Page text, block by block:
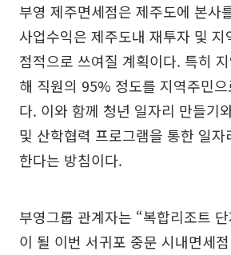
부영 제주면세점은 제주도에 본사
사업수익은 제주도내 재투자 및 지
점적으로 쓰여질 계획이다. 특히
해 직원의 95% 정도를 지역주민
다. 이와 함께 청년 일자리 만들기
및 산학협력 프로그램을 통한 일자
한다는 방침이다.
부영그룹 관계자는 “복합리조트
이 될 이번 서귀포 중문 시내면세